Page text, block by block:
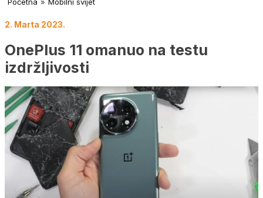
Početna » Mobilni svijet
2. Marta 2023.
OnePlus 11 omanuo na testu
izdržljivosti